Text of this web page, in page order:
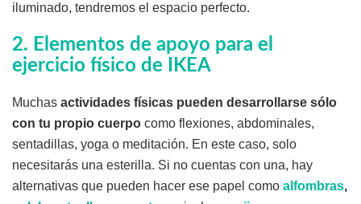
iluminado, tendremos el espacio perfecto.
2. Elementos de apoyo para el
ejercicio físico de IKEA
Muchas actividades físicas pueden desarrollarse sólo
con tu propio cuerpo como flexiones, abdominales,
sentadillas, yoga o meditación. En este caso, solo
necesitarás una esterilla. Si no cuentas con una, hay
alternativas que pueden hacer ese papel como alfombras,